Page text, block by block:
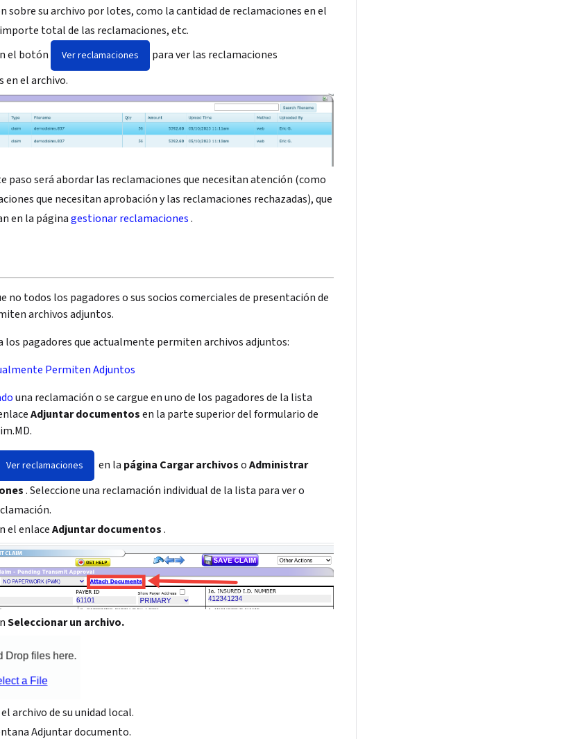
sobre su archivo por lotes, como la cantidad de reclamaciones en el
total de las reclamaciones, etc.
el botón
Ver reclamaciones
para ver las reclamaciones
en el archivo.
paso será abordar las reclamaciones que necesitan atención (como
que necesitan aprobación y las reclamaciones rechazadas), que
en la páginagestionar reclamaciones.
no todos los pagadores o sus socios comerciales de presentación de
archivos adjuntos.
los pagadores que actualmente permiten archivos adjuntos:
Permiten Adjuntos
una reclamación o se cargue en uno de los pagadores de la lista
Adjuntar documentosen la parte superior del formulario de
Ver reclamaciones en la página Cargar archivosoAdministrar
. Seleccione una reclamación individual de la lista para ver o
el enlaceAdjuntar documentos.
Seleccionar un archivo.
archivo de su unidad local.
Adjuntar documento.